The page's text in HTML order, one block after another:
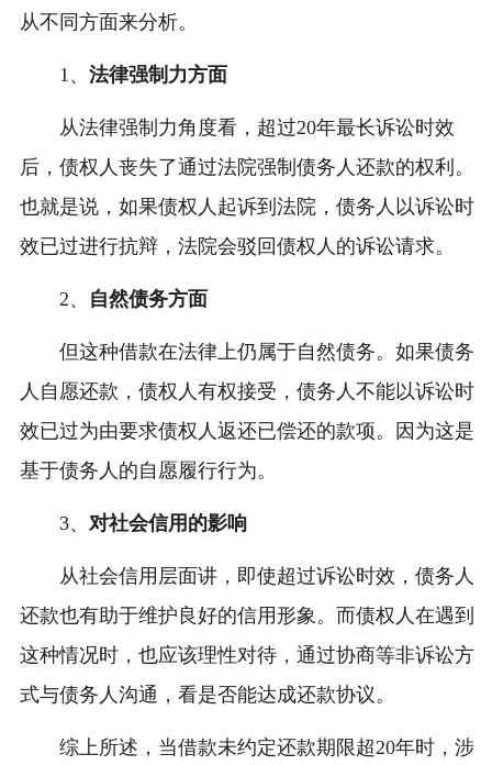
从不同方面来分析。
1、 法律强制力方面
从法律强制力角度看，超过20年最长诉讼时效
后，债权人丧失了通过法院强制债务人还款的权利。
也就是说，如果债权人起诉到法院，债务人以诉讼时
效已过进行抗辩，法院会驳回债权人的诉讼请求。
2、 自然债务方面
但这种借款在法律上仍属于自然债务。如果债务
人自愿还款，债权人有权接受，债务人不能以诉讼时
效已过为由要求债权人返还已偿还的款项。因为这是
基于债务人的自愿履行行为。
3、 对社会信用的影响
从社会信用层面讲，即使超过诉讼时效，债务人
还款也有助于维护良好的信用形象。而债权人在遇到
这种情况时，也应该理性对待，通过协商等非诉讼方
式与债务人沟通，看是否能达成还款协议。
综上所述，当借款未约定还款期限超20年时，涉